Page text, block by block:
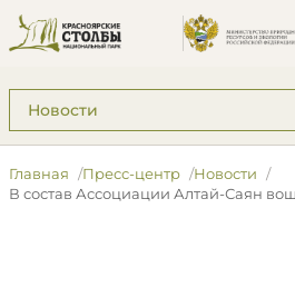
Подразделы: Пресс-центр
Главная Пресс-центр
Новости
​В состав Ассоциации Алтай-Саян